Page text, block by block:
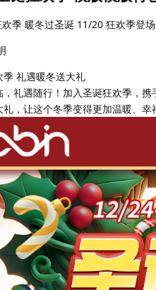
季 暖冬过圣诞 11/20 狂欢季登场
季 礼遇暖冬送大礼
，礼遇随行！加入圣诞狂欢季，
礼，让这个冬季变得更加温暖、幸